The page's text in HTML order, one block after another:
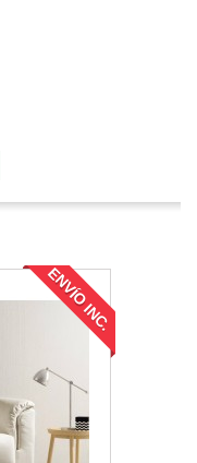
ENVÍO INC.